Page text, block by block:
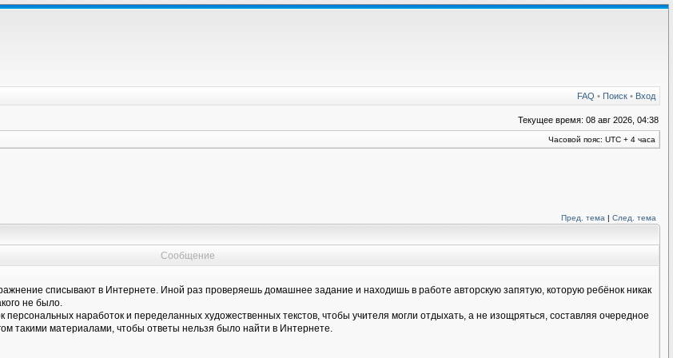
FAQ • Поиск • Вход
Текущее время: 08 авг 2026, 04:38
Часовой пояс: UTC + 4 часа
Пред. тема | След. тема
Сообщение
списывают в Интернете. Иной раз проверяешь домашнее задание и находишь в работе авторскую запятую, которую ребёнок никак
не было.
наработок и переделанных художественных текстов, чтобы учителя могли отдыхать, а не изощряться, составляя очередное
такими материалами, чтобы ответы нельзя было найти в Интернете.